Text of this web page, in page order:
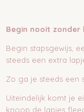
Begin nooit
Begin stapsgewijs,
steeds een extra
Zo ga je steeds een
Uiteindelijk komt je
knoop de lapjes